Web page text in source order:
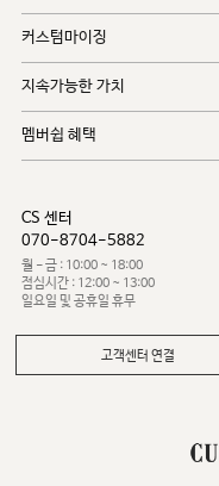
커스텀마이징
지속가능한 가치
멤버쉽 혜택
CS 센터
070-8704-5882
월 - 금 : 10:00 ~ 18:00
점심시간 : 12:00 ~ 13:00
일요일 및 공휴일 휴무
고객센터 연결